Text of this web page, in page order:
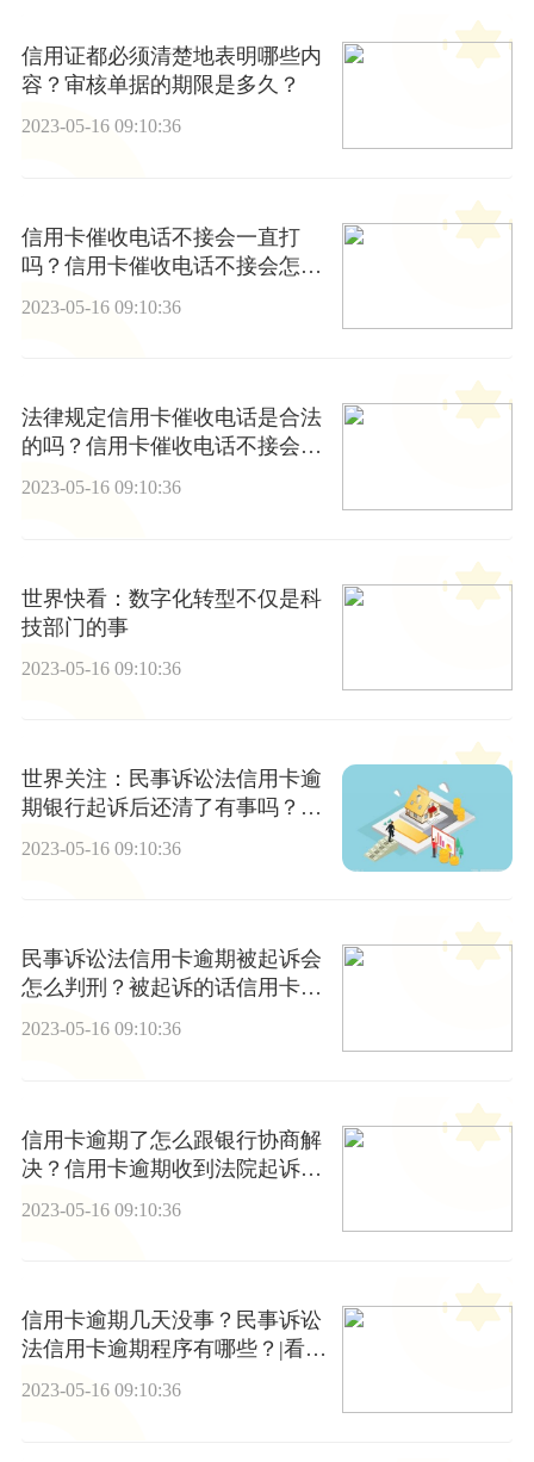
信用证都必须清楚地表明哪些内
容？审核单据的期限是多久？
2023-05-16 09:10:36
信用卡催收电话不接会一直打
吗？信用卡催收电话不接会怎样
2023-05-16 09:10:36
法律规定信用卡催收电话是合法
的吗？信用卡催收电话不接会怎
样处理他？
2023-05-16 09:10:36
世界快看：数字化转型不仅是科
技部门的事
2023-05-16 09:10:36
世界关注：民事诉讼法信用卡逾
期银行起诉后还清了有事吗？被
2023-05-16 09:10:36
民事诉讼法信用卡逾期被起诉会
怎么判刑？被起诉的话信用卡会
不会冻结？-全球速读
2023-05-16 09:10:36
信用卡逾期了怎么跟银行协商解
决？信用卡逾期收到法院起诉警
2023-05-16 09:10:36
信用卡逾期几天没事？民事诉讼
法信用卡逾期程序有哪些？|看热
讯
2023-05-16 09:10:36